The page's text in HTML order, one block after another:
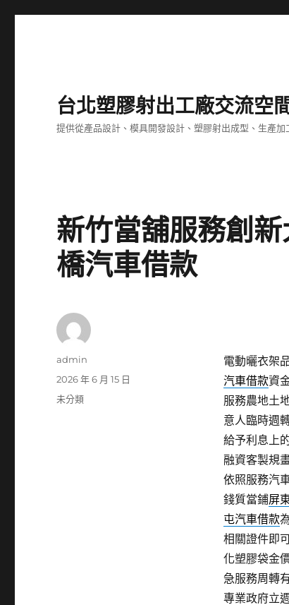
台北塑膠射出工廠交流空
提供從產品設計、模具開發設計、塑膠射出成型、生產
新竹當舖服務創
橋汽車借款
電動曬衣架
汽車借款資
服務農地土
意人臨時週
給予利息上
融資客製規
依照服務汽
錢質當鋪屏
屯汽車借款
相關證件即
化塑膠袋金
急服務周轉
專業政府立
作
admin
發
佈
2026 年 6 月 15 日
分
未分類